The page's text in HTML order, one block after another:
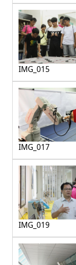
IMG_015
IMG_017
IMG_019